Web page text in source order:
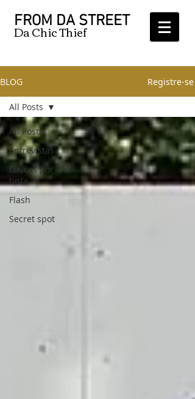
FROM DA STREET
Da Chic Thief
BLOG Registre-se
All Posts
Entrevistas
Loucos por
tinta
Flash
Secret spot
All Posts